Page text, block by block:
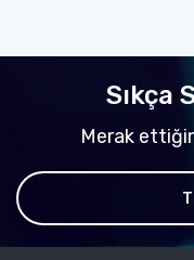
Sıkça
Merak